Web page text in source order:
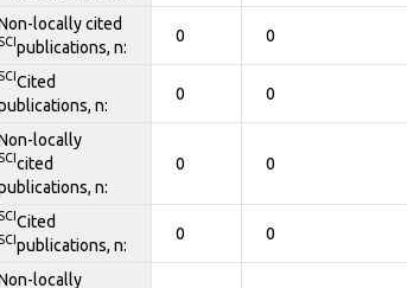
locally cited
publications, n:
0 0
Cited
n:
0 0
locally
cited
n:
0 0
Cited
publications, n:
0 0
locally